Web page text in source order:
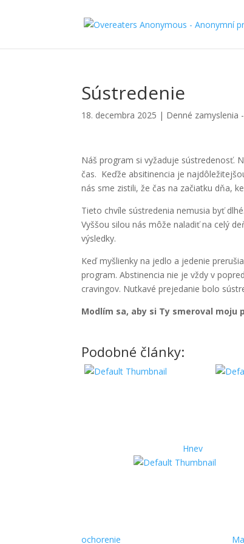
Sústredenie
18. decembra 2025 | Denné zamyslenia
Náš program si vyžaduje sústredenosť.
čas. Keďže absitinencia je
nás sme zistili, že čas na začiatku dňa,
Tieto chvíle sústredenia nemusia byť
Vyššou silou nás môže naladiť na celý
výsledky.
Keď myšlienky na jedlo a jedenie
program. Abstinencia nie je vždy v
cravingov. Nutkavé prejedanie bolo
Modlím sa, aby si Ty smeroval moju
Podobné články:
Hnev
ochorenie